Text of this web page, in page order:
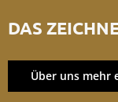
DAS
Über uns mehr